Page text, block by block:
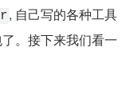
, 自己写的各种工具
。接下来我们看一